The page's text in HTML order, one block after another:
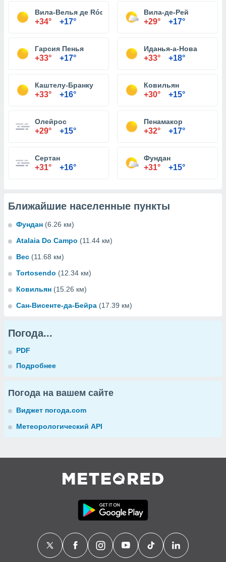
Вила-Велья де Ródão
+34° +17°
Вила-де-Рей
+29° +17°
Гарсия Пенья
+33° +17°
Иданья-а-Нова
+33° +18°
Каштелу-Бранку
+33° +16°
Ковильян
+30° +15°
Олейрос
+29° +15°
Пенамакор
+32° +17°
Сертан
+31° +16°
Фундан
+31° +15°
Ближайшие населенные пункты
Фундан (6.26 км)
Atalaia Do Campo (11.44 км)
Вес (11.68 км)
Tortosendo (12.34 км)
Ковильян (15.26 км)
Сан-Висенте-да-Бейра (17.39 км)
Погода...
PDF
Подробнее
Погода на вашем сайте
Виджет погода.com
Метеорологический API